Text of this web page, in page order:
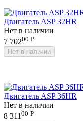
Двигатель ASP 32HR
Нет в наличии
7 70200 Р
Нет в наличии
Двигатель ASP 36HR
Нет в наличии
8 311 00 Р